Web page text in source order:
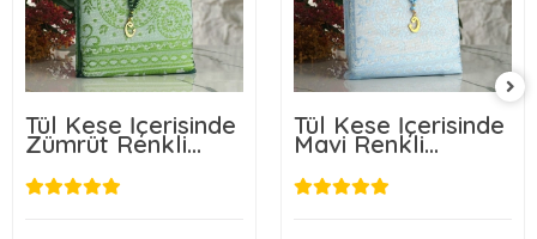
Tül Kese İçerisinde
Zümrüt Renkli
Seccade ve Tesbih
160,00 TL
Tül Kese İçerisinde
Mavi Renkli
Seccade ve Tesbih
160,00 TL